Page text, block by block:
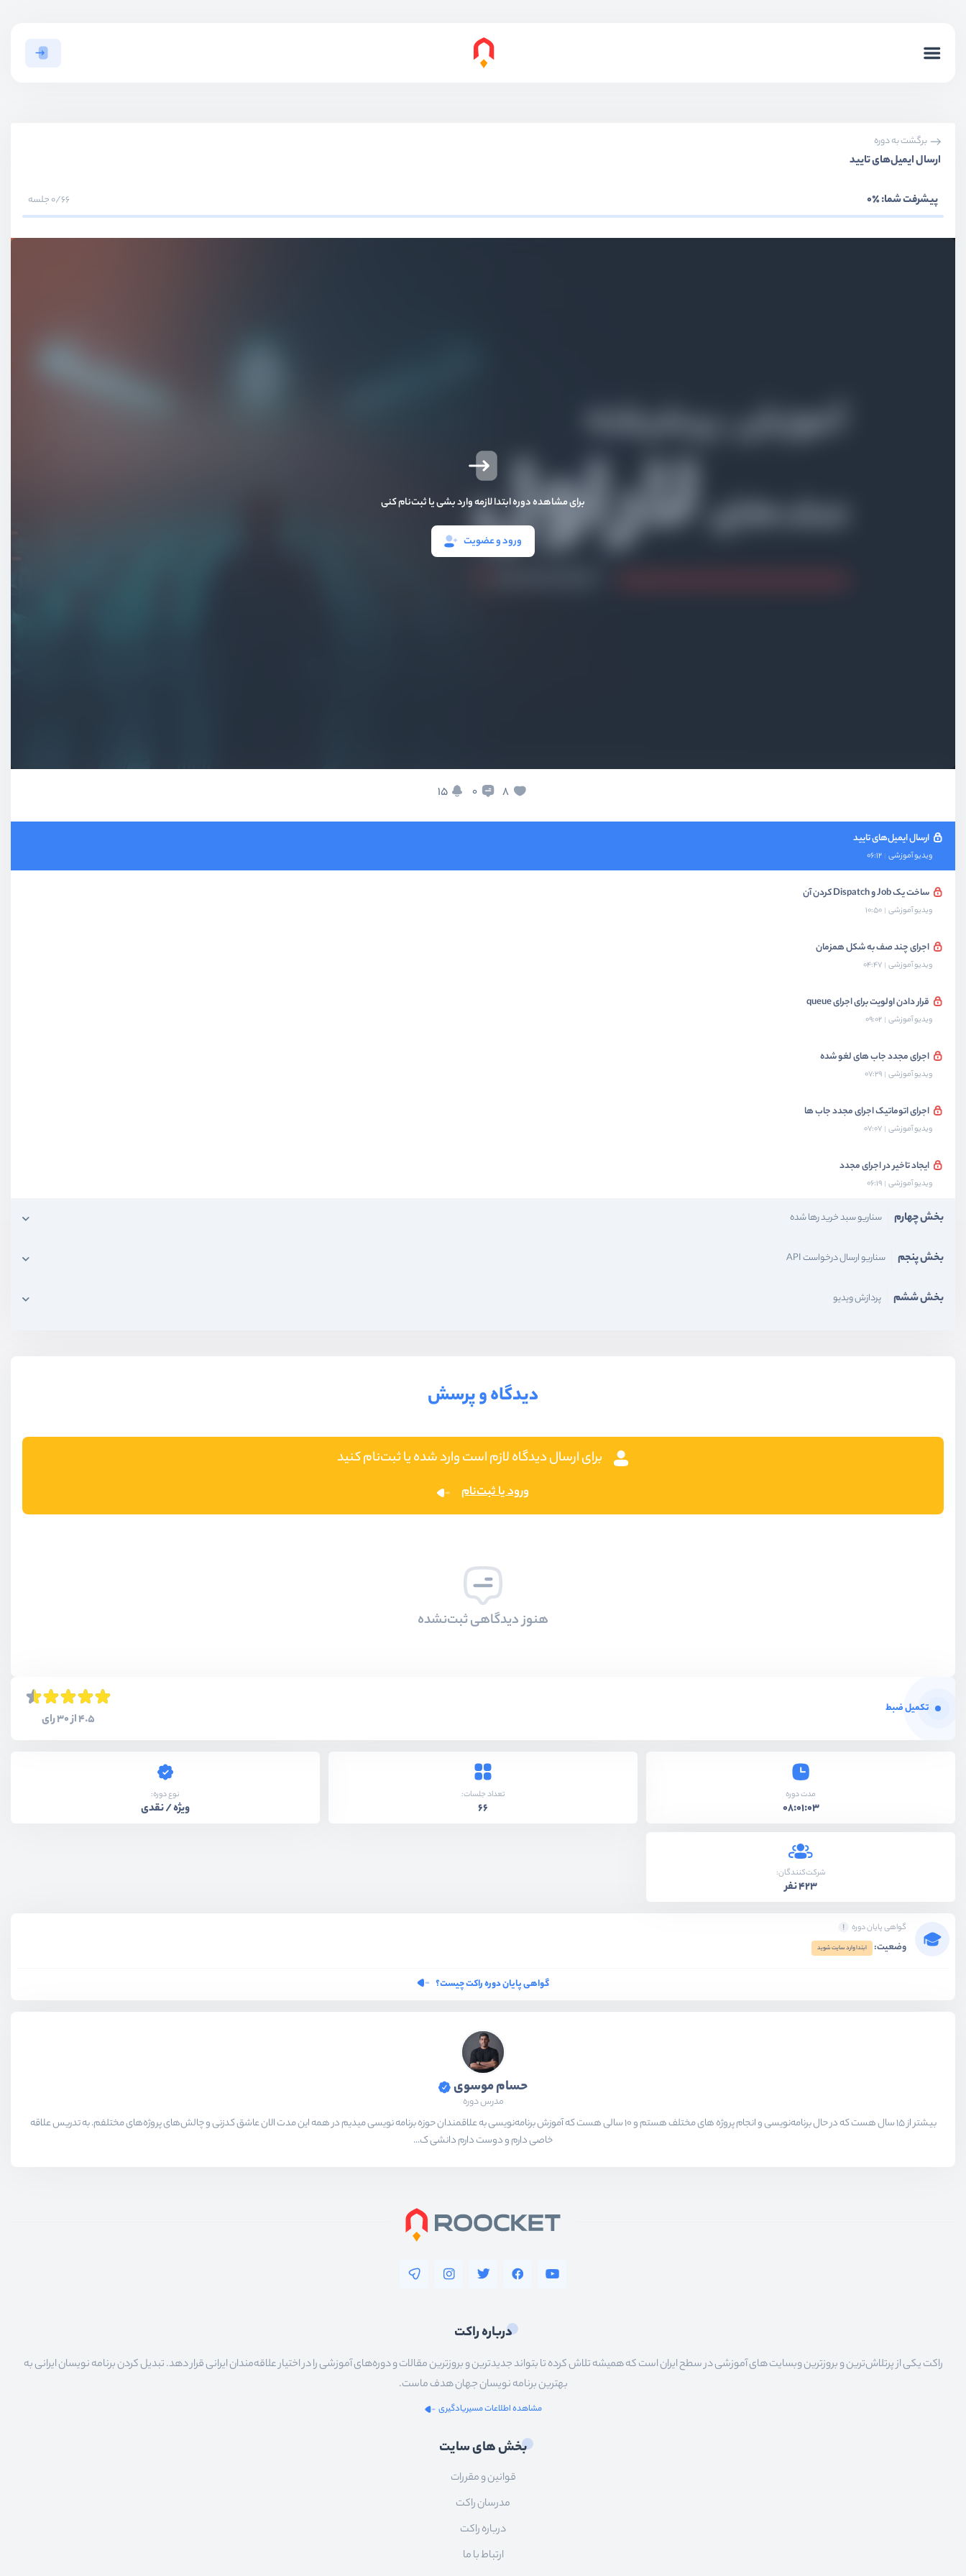
برگشت به دوره
ارسال ایمیل‌های تایید
پیشرفت شما:٪0 0/66 جلسه
برای مشاهده دوره ابتدا لازمه وارد بشی یا ثبت‌نام کنی
ورود و عضویت
8
0
15
ارسال ایمیل‌های تایید
ویدیو آموزشی 06:12
ساخت یک Job و Dispatch کردن آن
ویدیو آموزشی 10:50
اجرای چند صف به شکل همزمان
ویدیو آموزشی 04:47
قرار دادن اولویت برای اجرای queue
ویدیو آموزشی 09:02
اجرای مجدد جاب های لغو شده
ویدیو آموزشی 07:29
اجرای اتوماتیک اجرای مجدد جاب ها
ویدیو آموزشی 07:07
ایجاد تاخیر در اجرای مجدد
ویدیو آموزشی 06:19
بخش چهارم سناریو سبد خرید رها شده
بخش پنجم سناریو ارسال درخواست API
بخش ششم پردازش ویدیو
دیدگاه و پرسش
برای ارسال دیدگاه لازم است وارد شده یا ثبت‌نام کنید
ورود یا ثبت‌نام
هنوز دیدگاهی ثبت‌نشده
تکمیل ضبط
4.5 از 30 رای
مدت دوره
08:01:03
تعداد جلسات:
66
نوع دوره:
ویژه / نقدی
شرکت‌کنندگان:
423 نفر
گواهی پایان دوره
وضعیت: ابتدا وارد سایت شوید
گواهی پایان دوره راکت چیست؟
حسام موسوی
مدرس دوره
بیشتر از ۱۵ سال هست که در حال برنامه‌نویسی و انجام پروژه های مختلف هستم و ۱۰ سالی هست که آموزش برنامه‌نویسی به علاقمندان حوزه برنامه نویسی میدیم در همه این مدت الان عاشق کدزنی و چالش‌های پروژه‌های مختلفم. به تدریس علاقه
خاصی دارم و دوست دارم دانشی ک...
درباره راکت
راکت یکی از پرتلاش‌ترین و بروزترین وبسایت های آموزشی در سطح ایران است که همیشه تلاش کرده تا بتواند جدیدترین و بروزترین مقالات و دوره‌های آموزشی را در اختیار علاقه‌مندان ایرانی قرار دهد. تبدیل کردن برنامه نویسان ایرانی به
بهترین برنامه نویسان جهان هدف ماست.
مشاهده اطلاعات مسیریادگیری
بخش های سایت
قوانین و مقررات
مدرسان راکت
درباره راکت
ارتباط با ما